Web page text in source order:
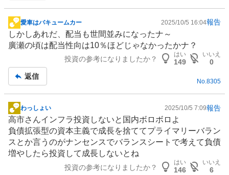
掲
示
板
愛車はバキュームカー 2025/10/5 16:04報告
しかしあれだ、配当も世間並みになったナ～
廣瀬の頃は配当性向は10％ほどじゃなかったかナ？
投資の参考になりましたか？
はい
149
いいえ
0
返信
No.8305
掲
示
板
記
事
わっしょい 2025/10/5 7:09報告
高市さんインフラ投資しないと国内ボロボロよ
負債拡張型の資本主義で成長を捨ててプライマリーバラン
スとか言うのがナンセンスでバランスシートで考えて負債
増やしたら投資して成長しないとね
投資の参考になりましたか？
はい
146
いいえ
6